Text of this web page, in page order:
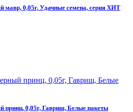
мавр, 0,05г, Удачные семена, серия ХИТ
принц, 0,05г, Гавриш, Белые пакеты